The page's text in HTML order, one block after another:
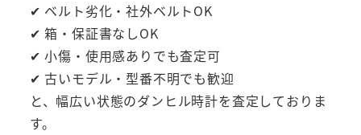
✔ ベルト劣化・社外ベルトOK
✔ 箱・保証書なしOK
✔ 小傷・使用感ありでも査定可
✔ 古いモデル・型番不明でも歓迎
と、幅広い状態のダンヒル時計を査定しておりま
す。